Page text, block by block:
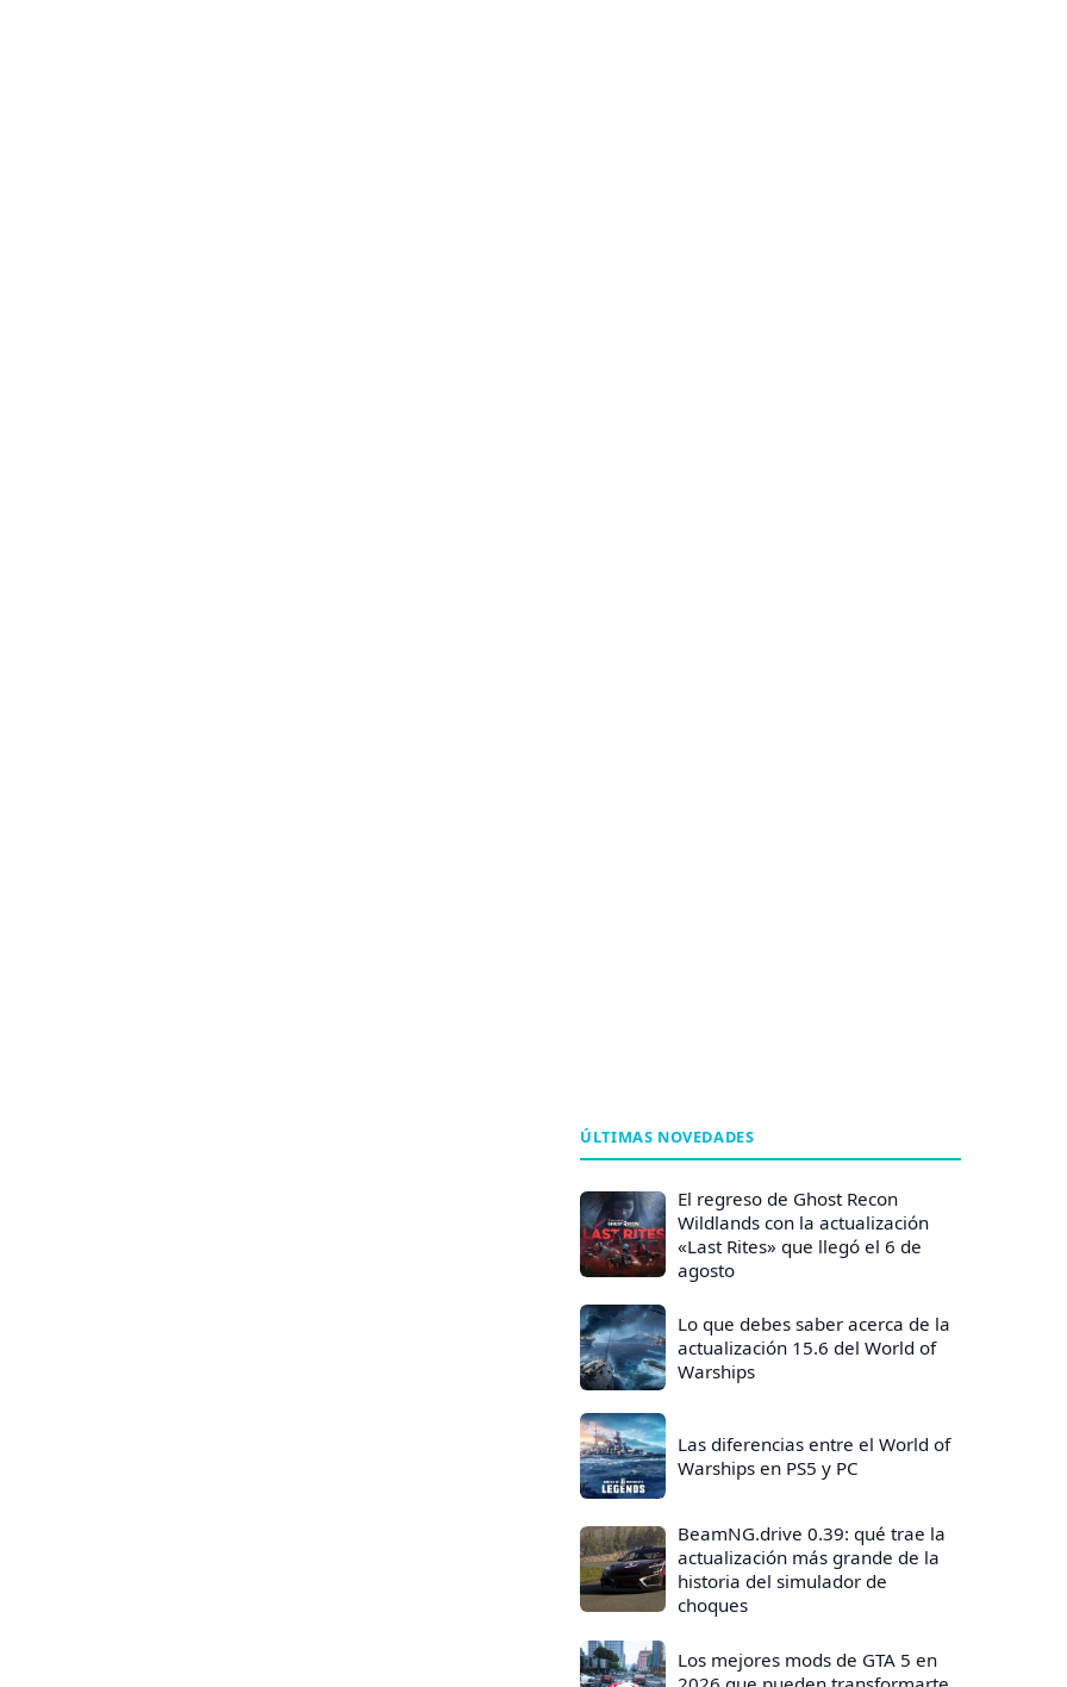
ÚLTIMAS NOVEDADES
El regreso de Ghost Recon
Wildlands con la actualización
«Last Rites» que llegó el 6 de
agosto
Lo que debes saber acerca de la
actualización 15.6 del World of
Warships
Las diferencias entre el World of
Warships en PS5 y PC
BeamNG.drive 0.39: qué trae la
actualización más grande de la
historia del simulador de
choques
Los mejores mods de GTA 5 en